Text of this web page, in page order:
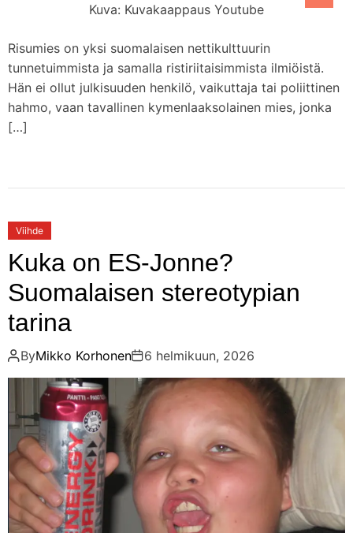
Kuva: Kuvakaappaus Youtube
Risumies on yksi suomalaisen nettikulttuurin
tunnetuimmista ja samalla ristiriitaisimmista ilmiöistä.
Hän ei ollut julkisuuden henkilö, vaikuttaja tai poliittinen
hahmo, vaan tavallinen kymenlaaksolainen mies, jonka
[…]
Viihde
Kuka on ES-Jonne?
Suomalaisen stereotypian
tarina
ByMikko Korhonen 6 helmikuun, 2026